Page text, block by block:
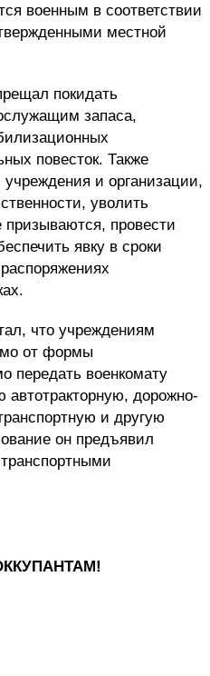
военным в соответствии
местной
покидать
запаса,
повесток. Также
и организации,
уволить
призываются, провести
явку в сроки
что учреждениям
от формы
передать военкомату
автотракторную, дорожно-
и другую
он предъявил